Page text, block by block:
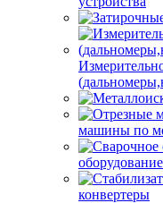
машины по
оборудование
конвертеры